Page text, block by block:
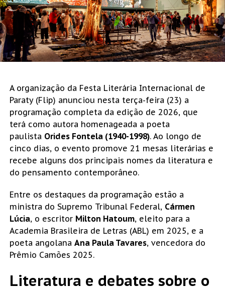
A organização da Festa Literária Internacional de
Paraty (Flip) anunciou nesta terça-feira (23) a
programação completa da edição de 2026, que
terá como autora homenageada a poeta
paulista Orides Fontela (1940-1998). Ao longo de
cinco dias, o evento promove 21 mesas literárias e
recebe alguns dos principais nomes da literatura e
do pensamento contemporâneo.
Entre os destaques da programação estão a
ministra do Supremo Tribunal Federal, Cármen
Lúcia, o escritor Milton Hatoum, eleito para a
Academia Brasileira de Letras (ABL) em 2025, e a
poeta angolana Ana Paula Tavares, vencedora do
Prêmio Camões 2025.
Literatura e debates sobre o